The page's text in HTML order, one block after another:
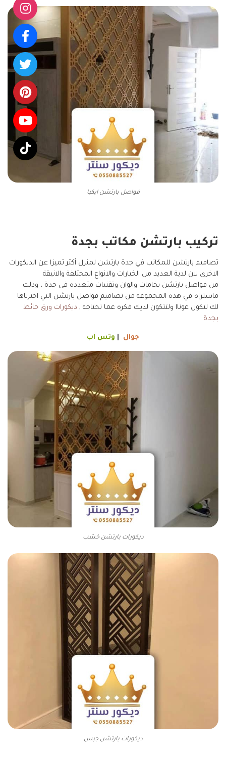
فواصل بارتشن ايكيا
تركيب بارتشن مكاتب بجدة
تصاميم بارتشن للمكاتب في جدة بارتشن لمنزل أكثر تميزا عن الديكورات
الاخرى لان لدية العديد من الخيارات والانواع المختلفة والانيقة
من فواصل بارتشن بخامات والوان وتقنيات متعدده في جدة ، وذلك
ماستراه في هذه المجموعة من تصاميم فواصل بارتشن التي اخترناها
لك لتكون عوناا ولتتكون لديك فكره عما تحتاجة , ديكورات ورق حائط
بجدة
جوال وتس اب
ديكورات بارتشن خشب
ديكورات بارتشن جبس